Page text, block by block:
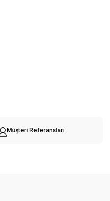
Müşteri Referansları